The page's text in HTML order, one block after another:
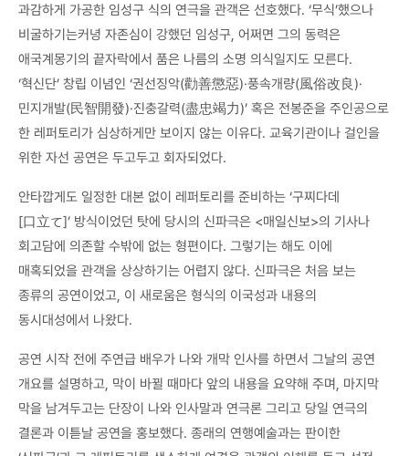
과감하게 가공한 임성구 식의 연극을 관객은 선호했다. ‘무식’했으나
비굴하기는커녕 자존심이 강했던 임성구, 어쩌면 그의 동력은
애국계몽기의 끝자락에서 품은 나름의 소명 의식일지도 모른다.
‘혁신단’ 창립 이념인 ‘권선징악(勸善懲惡)·풍속개량(風俗改良)·
민지개발(民智開發)·진충갈력(盡忠竭力)’ 혹은 전봉준을 주인공으로
한 레퍼토리가 심상하게만 보이지 않는 이유다. 교육기관이나 걸인을
위한 자선 공연은 두고두고 회자되었다.
안타깝게도 일정한 대본 없이 레퍼토리를 준비하는 ‘구찌다데
[口立て]’ 방식이었던 탓에 당시의 신파극은 <매일신보>의 기사나
회고담에 의존할 수밖에 없는 형편이다. 그렇기는 해도 이에
매혹되었을 관객을 상상하기는 어렵지 않다. 신파극은 처음 보는
종류의 공연이었고, 이 새로움은 형식의 이국성과 내용의
동시대성에서 나왔다.
공연 시작 전에 주연급 배우가 나와 개막 인사를 하면서 그날의 공연
개요를 설명하고, 막이 바뀔 때마다 앞의 내용을 요약해 주며, 마지막
막을 남겨두고는 단장이 나와 인사말과 연극론 그리고 당일 연극의
결론과 이튿날 공연을 홍보했다. 종래의 연행예술과는 판이한